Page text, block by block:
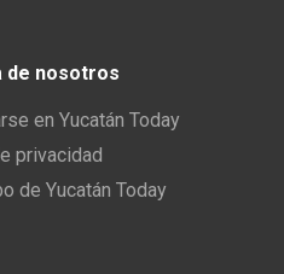
de nosotros
en Yucatán Today
privacidad
de Yucatán Today